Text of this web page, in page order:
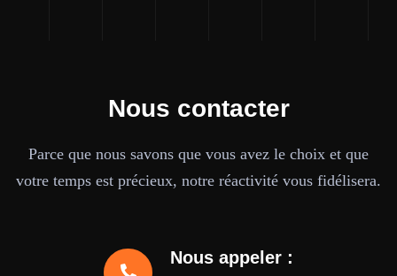
Nous contacter
Parce que nous savons que vous avez le choix et que
votre temps est précieux, notre réactivité vous fidélisera.
Nous appeler :